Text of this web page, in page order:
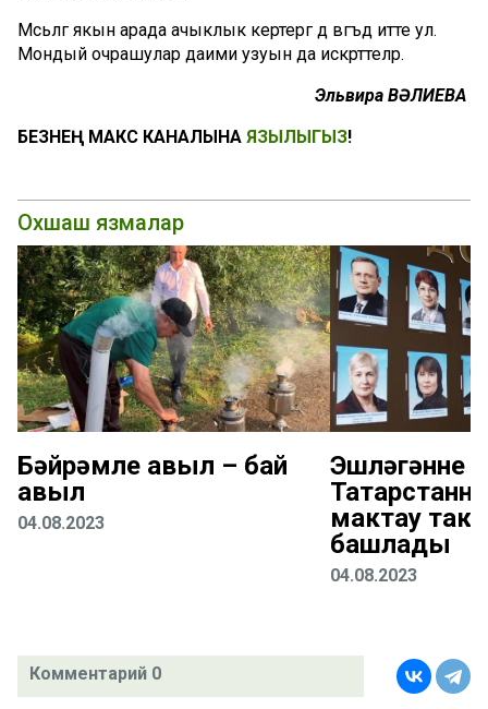
Мәсьәләгә якын арада ачыклык кертергә дә вәгъдә итте ул.
Мондый очрашулар даими узуын да искәрттеләр.
Эльвира ВӘЛИЕВА
БЕЗНЕҢ МАКС КАНАЛЫНА ЯЗЫЛЫГЫЗ!
Охшаш язмалар
Бәйрәмле авыл – бай
авыл
04.08.2023
Эшләгәнне
мактау
башлады
04.08.2023
Комментарий 0